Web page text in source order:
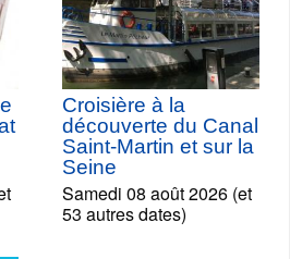
Croisière à la
découverte du Canal
Saint-Martin et sur la
Seine
Samedi 08 août 2026 (et
53 autres dates)